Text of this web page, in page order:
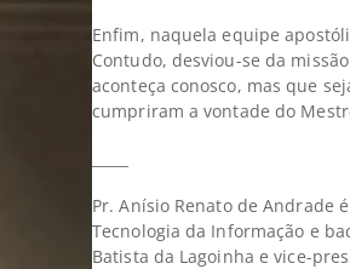
Enfim, naquela equipe
Contudo, desviou-se da
aconteça conosco, mas que
cumpriram a vontade do
Pr. Anísio Renato de Andrade
Tecnologia da Informação e
Batista da Lagoinha e vice-